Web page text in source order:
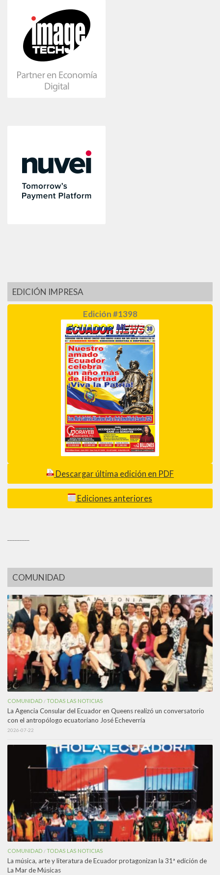
EDICIÓN IMPRESA
Edición #1398
Descargar última edición en PDF
Ediciones anteriores
COMUNIDAD
COMUNIDAD /TODAS LAS NOTICIAS
La Agencia Consular del Ecuador en Queens realizó un conversatorio
con el antropólogo ecuatoriano José Echeverría
2026-07-22
COMUNIDAD /TODAS LAS NOTICIAS
La música, arte y literatura de Ecuador protagonizan la 31ª edición de
La Mar de Músicas